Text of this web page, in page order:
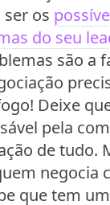
os
do seu
são a
Deixe
pela
de tudo.
negocia
que tem